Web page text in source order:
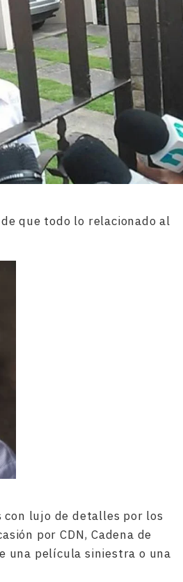
que todo lo relacionado al
con lujo de detalles por los
por CDN, Cadena de
una película siniestra o una